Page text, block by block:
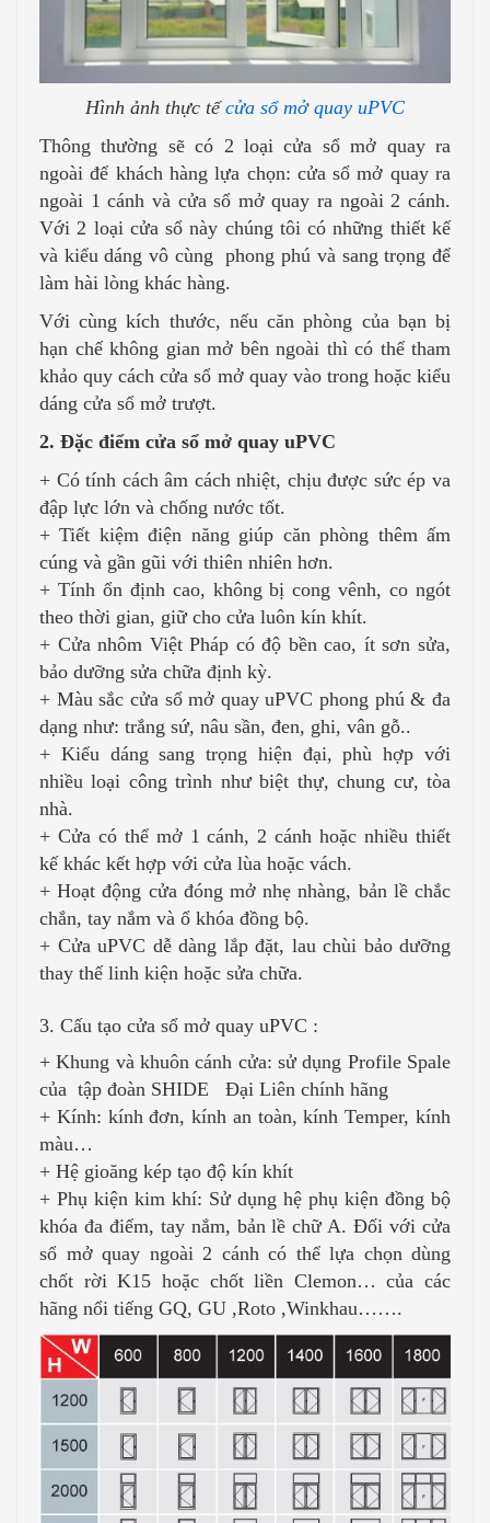
Hình ảnh thực tếcửa sổ mở quay uPVC
Thông thường sẽ có 2 loại cửa sổ mở quay ra
ngoài để khách hàng lựa chọn: cửa sổ mở quay ra
ngoài 1 cánh và cửa sổ mở quay ra ngoài 2 cánh.
Với 2 loại cửa sổ này chúng tôi có những thiết kế
và kiểu dáng vô cùng phong phú và sang trọng để
làm hài lòng khác hàng.
Với cùng kích thước, nếu căn phòng của bạn bị
hạn chế không gian mở bên ngoài thì có thể tham
khảo quy cách cửa sổ mở quay vào trong hoặc kiểu
dáng cửa sổ mở trượt.
2. Đặc điểm cửa sổ mở quay uPVC
+ Có tính cách âm cách nhiệt, chịu được sức ép va
đập lực lớn và chống nước tốt.
+ Tiết kiệm điện năng giúp căn phòng thêm ấm
cúng và gần gũi với thiên nhiên hơn.
+ Tính ổn định cao, không bị cong vênh, co ngót
theo thời gian, giữ cho cửa luôn kín khít.
+ Cửa nhôm Việt Pháp có độ bền cao, ít sơn sửa,
bảo dưỡng sửa chữa định kỳ.
+ Màu sắc cửa sổ mở quay uPVC phong phú & đa
dạng như: trắng sứ, nâu sần, đen, ghi, vân gỗ..
+ Kiểu dáng sang trọng hiện đại, phù hợp với
nhiều loại công trình như biệt thự, chung cư, tòa
nhà.
+ Cửa có thể mở 1 cánh, 2 cánh hoặc nhiều thiết
kế khác kết hợp với cửa lùa hoặc vách.
+ Hoạt động cửa đóng mở nhẹ nhàng, bản lề chắc
chắn, tay nắm và ổ khóa đồng bộ.
+ Cửa uPVC dễ dàng lắp đặt, lau chùi bảo dưỡng
thay thế linh kiện hoặc sửa chữa.
3. Cấu tạo cửa sổ mở quay uPVC :
+ Khung và khuôn cánh cửa: sử dụng Profile Spale
của tập đoàn SHIDE Đại Liên chính hãng
+ Kính: kính đơn, kính an toàn, kính Temper, kính
màu…
+ Hệ gioăng kép tạo độ kín khít
+ Phụ kiện kim khí: Sử dụng hệ phụ kiện đồng bộ
khóa đa điểm, tay nắm, bản lề chữ A. Đối với cửa
sổ mở quay ngoài 2 cánh có thể lựa chọn dùng
chốt rời K15 hoặc chốt liền Clemon… của các
hãng nổi tiếng GQ, GU ,Roto ,Winkhau…….